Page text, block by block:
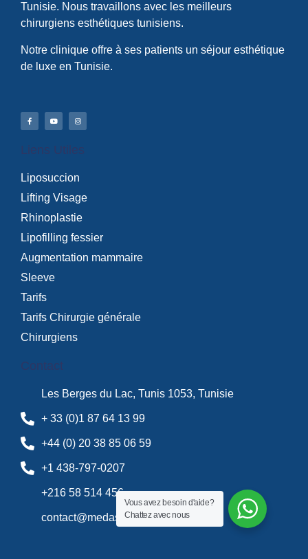
Tunisie. Nous travaillons avec les meilleurs
chirurgiens esthétiques tunisiens.
Notre clinique offre à ses patients un séjour esthétique
de luxe en Tunisie.
Liens Utiles
Liposuccion
Lifting Visage
Rhinoplastie
Lipofilling fessier
Augmentation mammaire
Sleeve
Tarifs
Tarifs Chirurgie générale
Chirurgiens
Contact
Les Berges du Lac, Tunis 1053, Tunisie
+ 33 (0)1 87 64 13 99
+44 (0) 20 38 85 06 59
+1 438-797-0207
+216 58 514 456
contact@medassistance.fr
Vous avez besoin d'aide?
Chattez avec nous